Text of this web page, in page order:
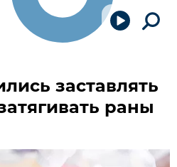
заставлять
раны